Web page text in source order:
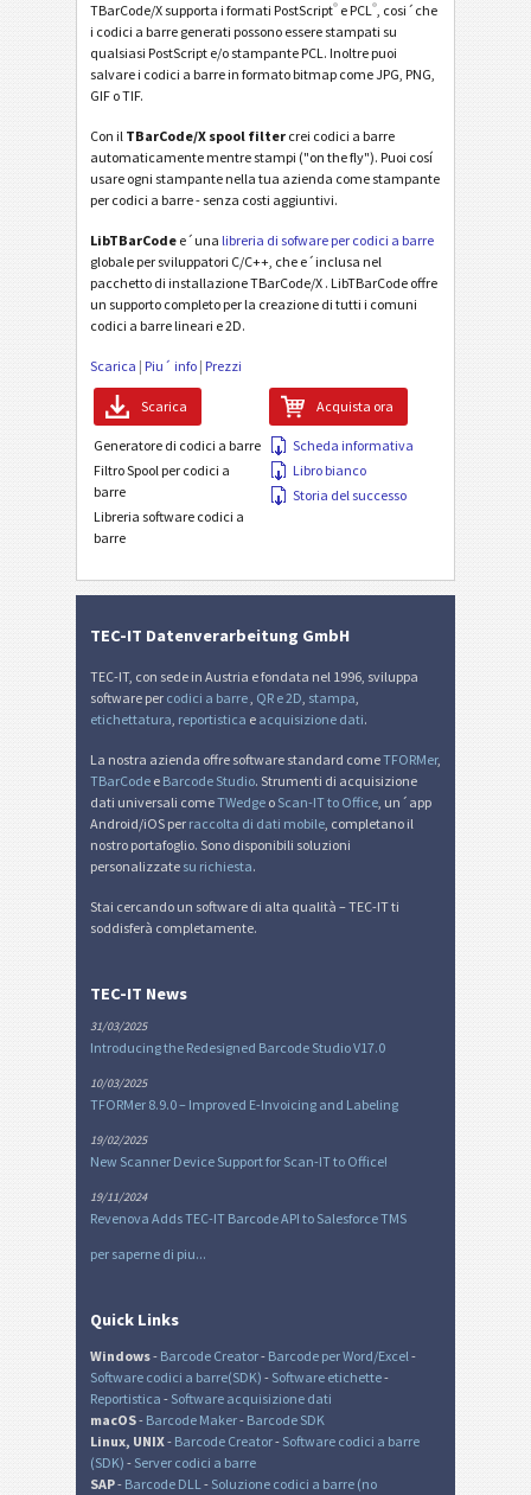
TBarCode/X supporta i formati PostScript® e PCL®, cosi´che
i codici a barre generati possono essere stampati su
qualsiasi PostScript e/o stampante PCL. Inoltre puoi
salvare i codici a barre in formato bitmap come JPG, PNG,
GIF o TIF.
Con il TBarCode/X spool filter crei codici a barre
automaticamente mentre stampi ("on the fly"). Puoi cosí
usare ogni stampante nella tua azienda come stampante
per codici a barre - senza costi aggiuntivi.
LibTBarCode e´una libreria di sofware per codici a barre
globale per sviluppatori C/C++, che e´inclusa nel
pacchetto di installazione TBarCode/X . LibTBarCode offre
un supporto completo per la creazione di tutti i comuni
codici a barre lineari e 2D.
Scarica | Piu´ info | Prezzi
Scarica Acquista ora
Scheda informativa
Libro bianco
Storia del successo
Generatore di codici a barre
Filtro Spool per codici a
barre
Libreria software codici a
barre
TEC-IT Datenverarbeitung GmbH
TEC-IT, con sede in Austria e fondata nel 1996, sviluppa
software per codici a barre, QR e 2D, stampa,
etichettatura, reportistica e acquisizione dati.
La nostra azienda offre software standard comeTFORMer,
TBarCode e Barcode Studio. Strumenti di acquisizione
dati universali comeTWedge o Scan-IT to Office, un´app
Android/iOS per raccolta di dati mobile, completano il
nostro portafoglio. Sono disponibili soluzioni
personalizzate su richiesta.
Stai cercando un software di alta qualità – TEC-IT ti
soddisferà completamente.
TEC-IT News
31/03/2025
Introducing the Redesigned Barcode Studio V17.0
10/03/2025
TFORMer 8.9.0 – Improved E-Invoicing and Labeling
19/02/2025
New Scanner Device Support for Scan-IT to Office!
19/11/2024
Revenova Adds TEC-IT Barcode API to Salesforce TMS
per saperne di piu...
Quick Links
Windows- Barcode Creator- Barcode per Word/Excel-
Software codici a barre(SDK) - Software etichette-
Reportistica - Software acquisizione dati
macOS- Barcode Maker- Barcode SDK
Linux, UNIX- Barcode Creator- Software codici a barre
(SDK) - Server codici a barre
SAP- Barcode DLL- Soluzione codici a barre (no